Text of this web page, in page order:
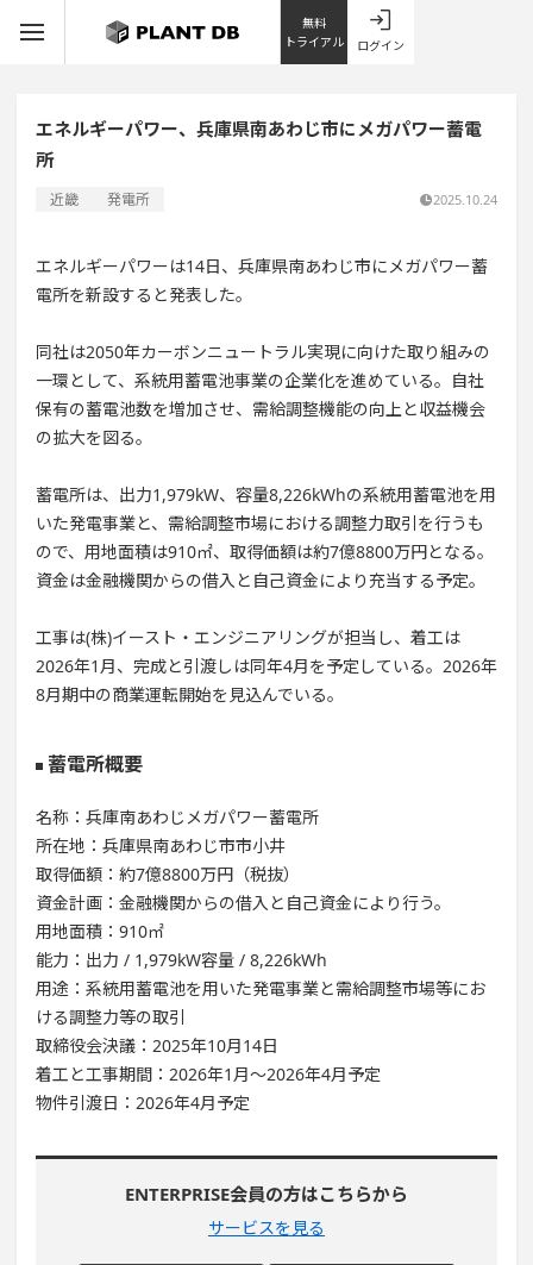
無料
トライアル
ログイン
エネルギーパワー、兵庫県南あわじ市にメガパワー蓄電
所
近畿 発電所 2025.10.24
エネルギーパワーは14日、兵庫県南あわじ市にメガパワー蓄
電所を新設すると発表した。
同社は2050年カーボンニュートラル実現に向けた取り組みの
一環として、系統用蓄電池事業の企業化を進めている。自社
保有の蓄電池数を増加させ、需給調整機能の向上と収益機会
の拡大を図る。
蓄電所は、出力1,979kW、容量8,226kWhの系統用蓄電池を用
いた発電事業と、需給調整市場における調整力取引を行うも
ので、用地面積は910㎡、取得価額は約7億8800万円となる。
資金は金融機関からの借入と自己資金により充当する予定。
工事は(株)イースト・エンジニアリングが担当し、着工は
2026年1月、完成と引渡しは同年4月を予定している。2026年
8月期中の商業運転開始を見込んでいる。
蓄電所概要
名称：兵庫南あわじメガパワー蓄電所
所在地：兵庫県南あわじ市市小井
取得価額：約7億8800万円（税抜）
資金計画：金融機関からの借入と自己資金により行う。
用地面積：910㎡
能力：出力 / 1,979kW容量 / 8,226kWh
用途：系統用蓄電池を用いた発電事業と需給調整市場等にお
ける調整力等の取引
取締役会決議：2025年10月14日
着工と工事期間：2026年1月～2026年4月予定
物件引渡日：2026年4月予定
ENTERPRISE会員の方はこちらから
サービスを見る